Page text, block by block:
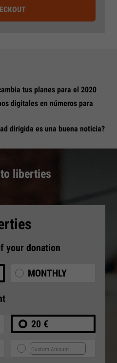
tus planes para el 2020
digitales en números para
dirigida es una buena noticia?
liberties
your donation
MONTHLY
20 €